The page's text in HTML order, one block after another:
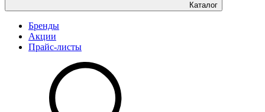
Каталог
Бренды
Акции
Прайс-листы